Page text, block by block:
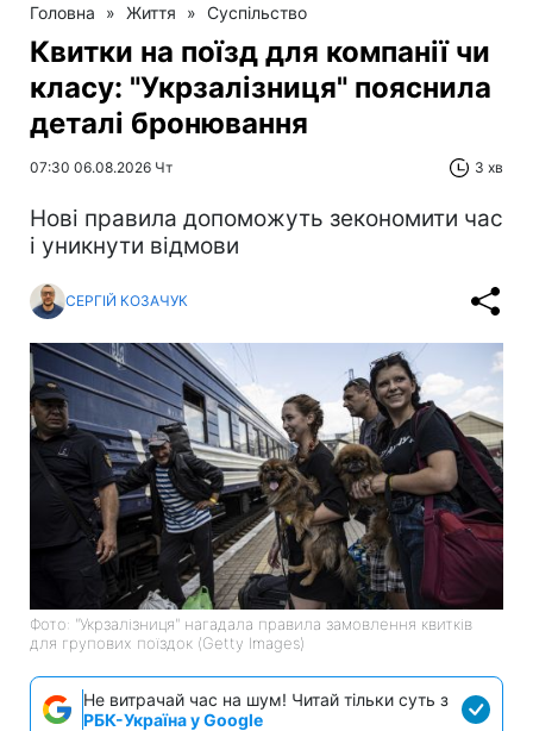
Головна » Життя » Суспільство
Квитки на поїзд для компанії чи
класу: "Укрзалізниця" пояснила
деталі бронювання
07:30 06.08.2026 Чт 3 хв
Нові правила допоможуть зекономити час
і уникнути відмови
СЕРГІЙ КОЗАЧУК
Фото: "Укрзалізниця" нагадала правила замовлення квитків
для групових поїздок (Getty Images)
Не витрачай час на шум! Читай тільки суть з
РБК-Україна у Google